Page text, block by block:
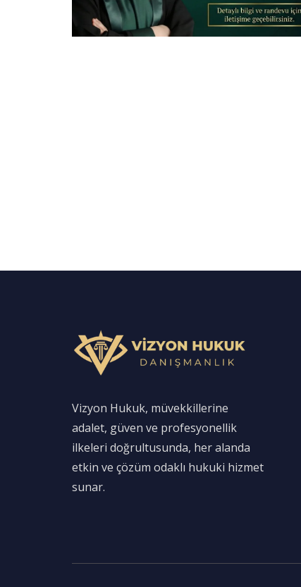
Vizyon Hukuk, müvekkillerine
adalet, güven ve profesyonellik
ilkeleri doğrultusunda, her alanda
etkin ve çözüm odaklı hukuki hizmet
sunar.